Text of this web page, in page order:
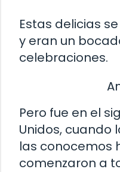
Estas delicias
y eran un
celebraciones.
Pero fue en el
Unidos, cuando
las conocemos
comenzaron a